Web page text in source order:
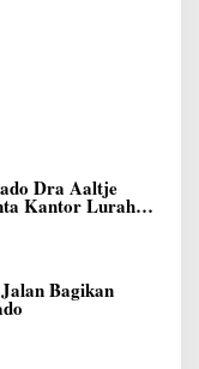
Dra Aaltje
Kantor Lurah
Bagikan